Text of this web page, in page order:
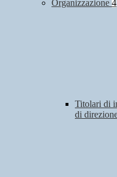
Organizzazione 4
Titolari di
di